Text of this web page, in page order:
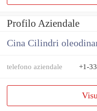
Profilo Aziendale
Cina Cilindri
telefono aziendale +1-